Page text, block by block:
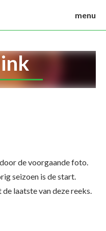
menu
de voorgaande foto.
seizoen is de start.
laatste van deze reeks.